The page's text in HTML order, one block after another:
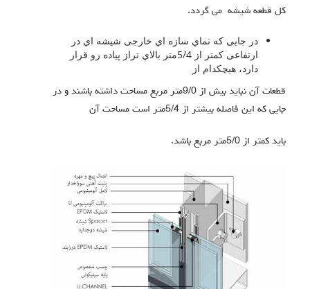
کل قطعه شیشه می گردد.
در جایی که نماي سازه اي خارجی شیشه اي در
ارتفاعی کمتر از 5/4متر بالاي تراز پیاده رو قرار
دارد، هیچکدام از
قطعات آن نباید بیش از 9/0متر مربع مساحت داشته باشند و در
جایی که این فاصله بیشتر از 5/4متر است مساحت آن
باید کمتر از 5/0متر مربع باشد.